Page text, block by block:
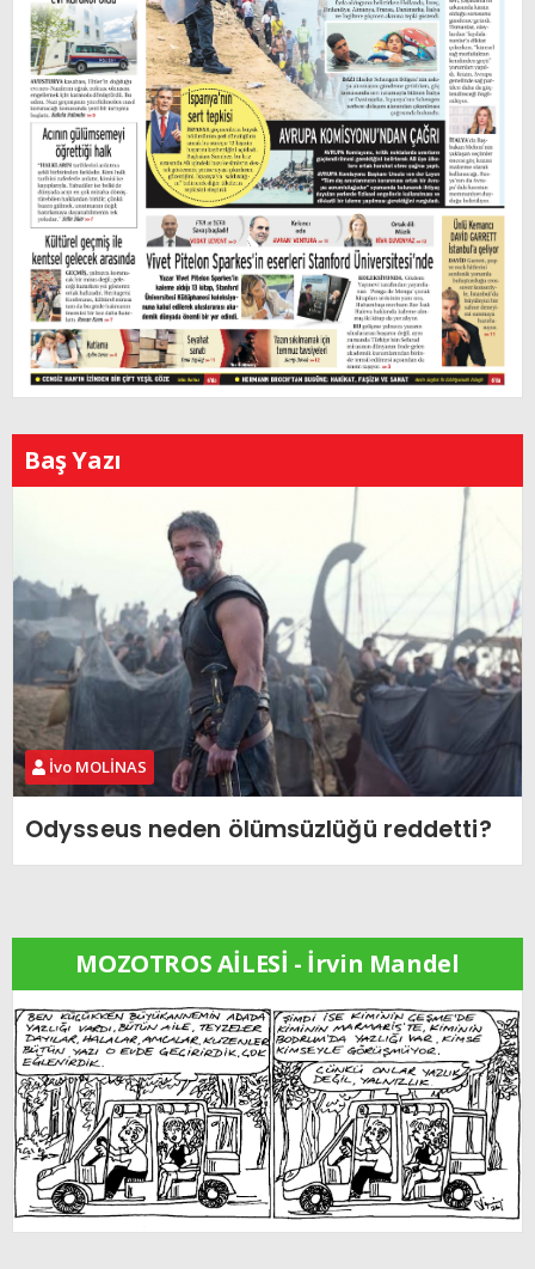
Baş Yazı
İvo MOLİNAS
Odysseus neden ölümsüzlüğü reddetti?
MOZOTROS AİLESİ - İrvin Mandel